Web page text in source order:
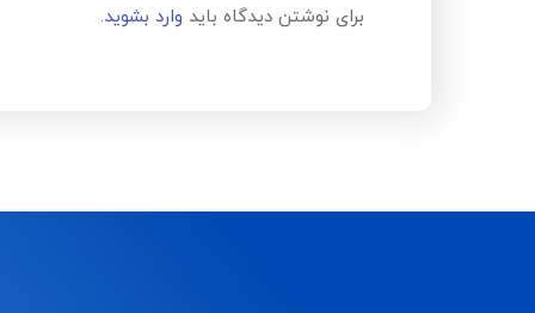
برای نوشتن دیدگاه باید وارد بشوید.